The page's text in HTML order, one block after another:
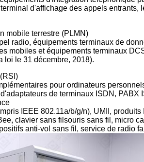
d'affichage des appels
mobile terrestre (PLMN)
radio, équipements terminaux de
mobiles et équipements terminaux
loi le 31 décembre, 2018).
pour ordinateurs
de terminaux ISDN,
IEEE 802.11a/b/g/n), UMII,
clavier sans filsouris sans fil, micro
anti-vol sans fil, service de radio